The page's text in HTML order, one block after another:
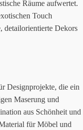
Räume aufwertet.
Touch
detailorientierte Dekors
Designprojekte, die ein
Maserung und
aus Schönheit und
für Möbel und